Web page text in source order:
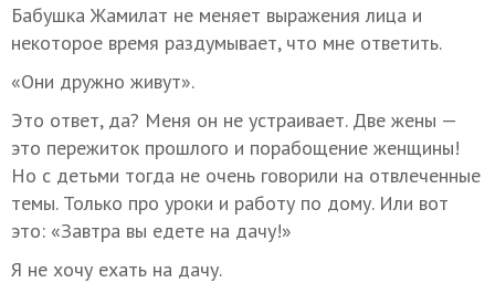
Бабушка Жамилат не меняет выражения лица и
некоторое время раздумывает, что мне ответить.
«Они дружно живут».
Это ответ, да? Меня он не устраивает. Две жены —
это пережиток прошлого и порабощение женщины!
Но с детьми тогда не очень говорили на отвлеченные
темы. Только про уроки и работу по дому. Или вот
это: «Завтра вы едете на дачу!»
Я не хочу ехать на дачу.